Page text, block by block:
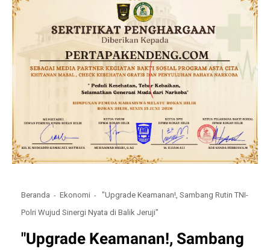
Beranda Ekonomi
"Upgrade Keamanan!, Sambang Rutin TNI-
Polri Wujud Sinergi Nyata di Balik Jeruji"
"Upgrade Keamanan!, Sambang